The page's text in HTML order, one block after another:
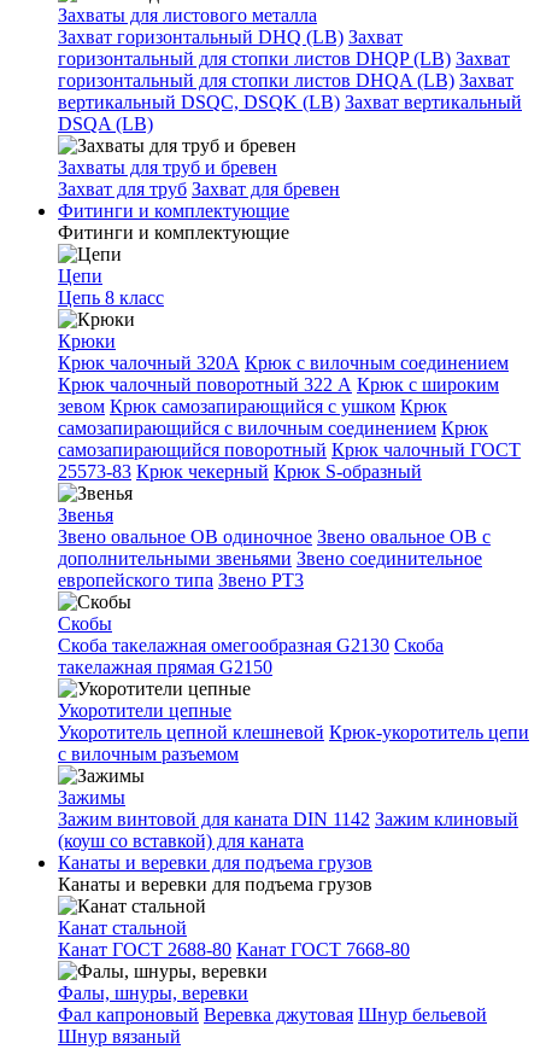
Захваты для листового металла
Захват горизонтальный DHQ (LB) Захват
горизонтальный для стопки листов DHQP (LB) Захват
горизонтальный для стопки листов DHQA (LB) Захват
вертикальный DSQC, DSQK (LB) Захват вертикальный
DSQA (LB)
Захваты для труб и бревен
Захват для труб Захват для бревен
Фитинги и комплектующие
Фитинги и комплектующие
Цепи
Цепь 8 класс
Крюки
Крюк чалочный 320А Крюк с вилочным соединением
Крюк чалочный поворотный 322 А Крюк с широким
зевом Крюк самозапирающийся с ушком Крюк
самозапирающийся с вилочным соединением Крюк
самозапирающийся поворотный Крюк чалочный ГОСТ
25573-83 Крюк чекерный Крюк S-образный
Звенья
Звено овальное OB одиночное Звено овальное ОВ с
дополнительными звеньями Звено соединительное
европейского типа Звено РТ3
Скобы
Скоба такелажная омегообразная G2130 Скоба
такелажная прямая G2150
Укоротители цепные
Укоротитель цепной клешневой Крюк-укоротитель цепи
с вилочным разъемом
Зажимы
Зажим винтовой для каната DIN 1142 Зажим клиновый
(коуш со вставкой) для каната
Канаты и веревки для подъема грузов
Канаты и веревки для подъема грузов
Канат стальной
Канат ГОСТ 2688-80 Канат ГОСТ 7668-80
Фалы, шнуры, веревки
Фал капроновый Веревка джутовая Шнур бельевой
Шнур вязаный